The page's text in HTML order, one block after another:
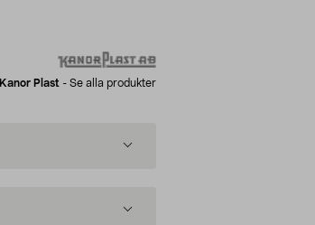
Kanor Plast - Se alla produkter